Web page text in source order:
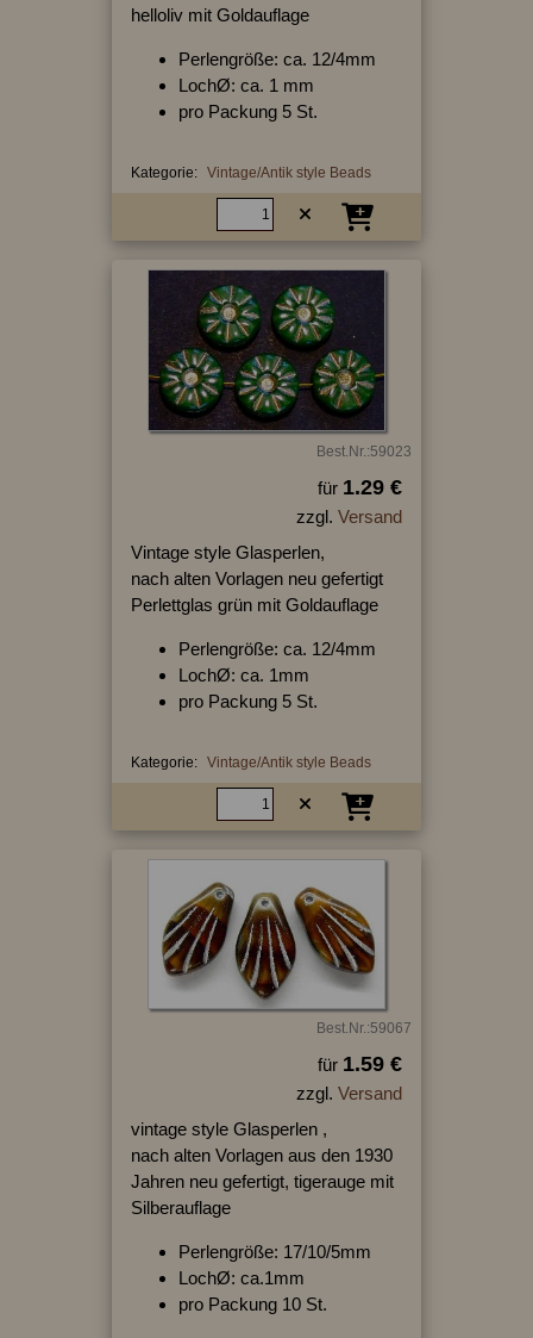
helloliv mit Goldauflage
Perlengröße: ca. 12/4mm
LochØ: ca. 1 mm
pro Packung 5 St.
Kategorie: Vintage/Antik style Beads
Best.Nr.:59023
für 1.29 €
zzgl. Versand
Vintage style Glasperlen,
nach alten Vorlagen neu gefertigt
Perlettglas grün mit Goldauflage
Perlengröße: ca. 12/4mm
LochØ: ca. 1mm
pro Packung 5 St.
Kategorie: Vintage/Antik style Beads
Best.Nr.:59067
für 1.59 €
zzgl. Versand
vintage style Glasperlen ,
nach alten Vorlagen aus den 1930
Jahren neu gefertigt, tigerauge mit
Silberauflage
Perlengröße: 17/10/5mm
LochØ: ca.1mm
pro Packung 10 St.